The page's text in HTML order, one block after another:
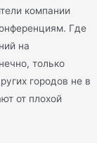
компании
Где
на
только
городов не в
от плохой